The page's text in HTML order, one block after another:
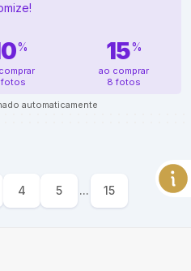
%
fotos
15%
ao comprar
8 fotos
automaticamente
4 5 ... 15